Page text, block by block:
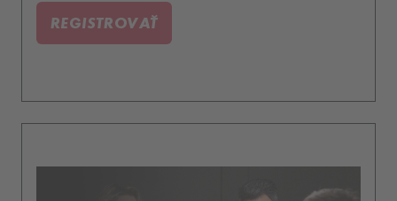
než bude vyhnána z města nebo ještě hůř.
REGISTROVAŤ